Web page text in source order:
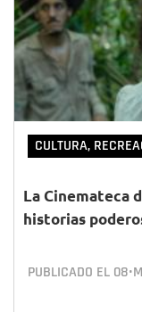
CULTURA,
La Cinemateca
historias
PUBLICADO EL